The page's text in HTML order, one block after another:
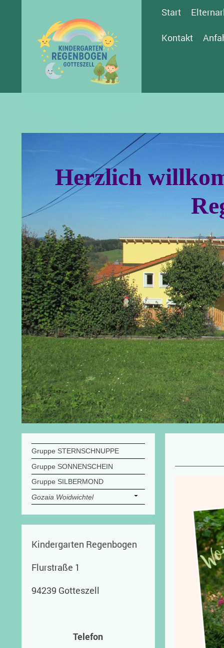
Start
Kontakt
Herzlich
Gruppe STERNSCHNUPPE
Gruppe SONNENSCHEIN
Gruppe SILBERMOND
Gozaia Woidwichtel
Kindergarten Regenbogen
Flurstraße 1
94239 Gotteszell
Telefon